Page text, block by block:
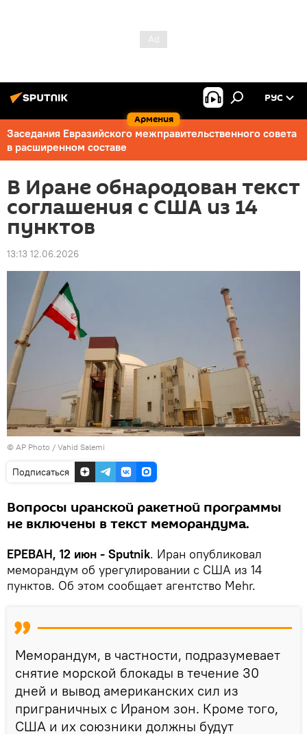
Армения
РУС
Заседания Евразийского межправительственного совета
в расширенном составе
В Иране обнародован текст
соглашения с США из 14
пунктов
13:13 12.06.2026
© AP Photo / Vahid Salemi
Подписаться
Вопросы иранской ракетной программы
не включены в текст меморандума.
ЕРЕВАН, 12 июн - Sputnik. Иран опубликовал
меморандум об урегулировании с США из 14
пунктов. Об этом сообщает агентство Mehr.
Меморандум, в частности, подразумевает
снятие морской блокады в течение 30
дней и вывод американских сил из
приграничных с Ираном зон. Кроме того,
США и их союзники должны будут